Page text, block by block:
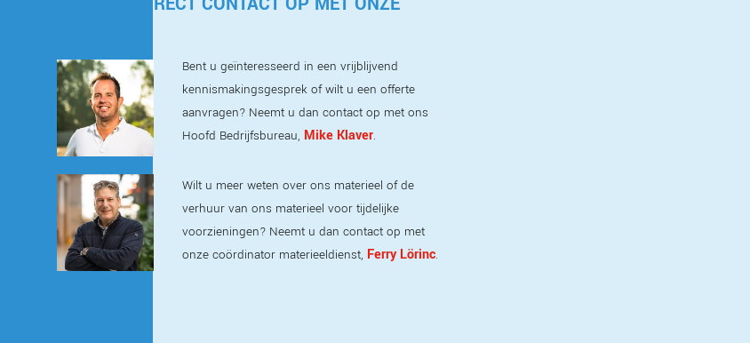
Bent u geïnteresseerd in een vrijblijvend
kennismakingsgesprek of wilt u een offerte
aanvragen? Neemt u dan contact op met ons
Hoofd Bedrijfsbureau, Mike Klaver.
Wilt u meer weten over ons materieel of de
verhuur van ons materieel voor tijdelijke
voorzieningen? Neemt u dan contact op met
onze coördinator materieeldienst, Ferry Lörinc.